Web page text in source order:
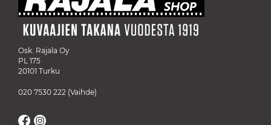
Osk. Rajala Oy
PL 175
20101 Turku
020 7530 222 (Vaihde)